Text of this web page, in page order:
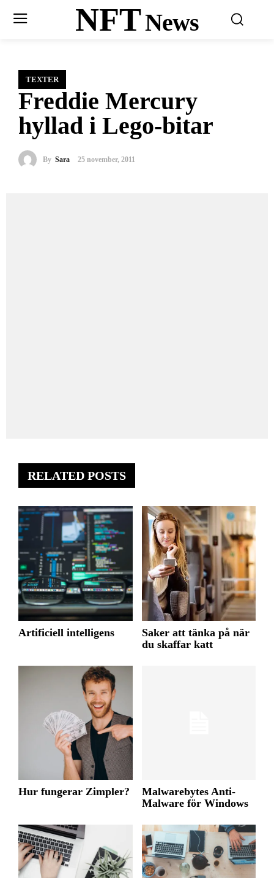
NFTNews
TEXTER
Freddie Mercury
hyllad i Lego-bitar
By Sara 25 november, 2011
RELATED POSTS
Artificiell intelligens
Saker att tänka på när
du skaffar katt
Hur fungerar Zimpler?
Malwarebytes Anti-
Malware för Windows